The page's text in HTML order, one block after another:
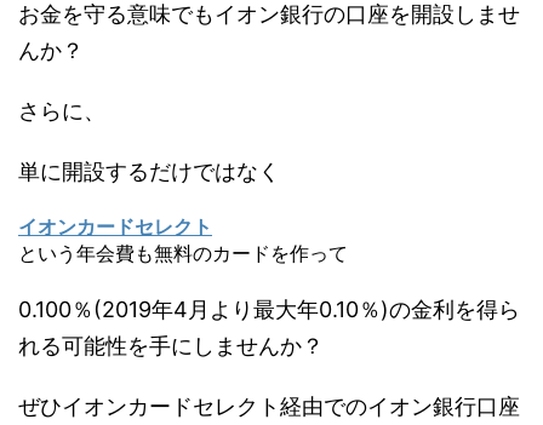
お金を守る意味でもイオン銀行の口座を開設しませ
んか？
さらに、
単に開設するだけではなく
イオンカードセレクト
という年会費も無料のカードを作って
0.100％(2019年4月より最大年0.10％)の金利を得ら
れる可能性を手にしませんか？
ぜひイオンカードセレクト経由でのイオン銀行口座